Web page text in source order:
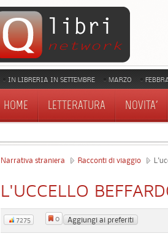
IN LIBRERIA IN SETTEMBRE MARZO
HOME LETTERATURA NOVITA'
Narrativa straniera Racconti di viaggio
L'UCCELLO
7275 0 Aggiungi ai preferiti